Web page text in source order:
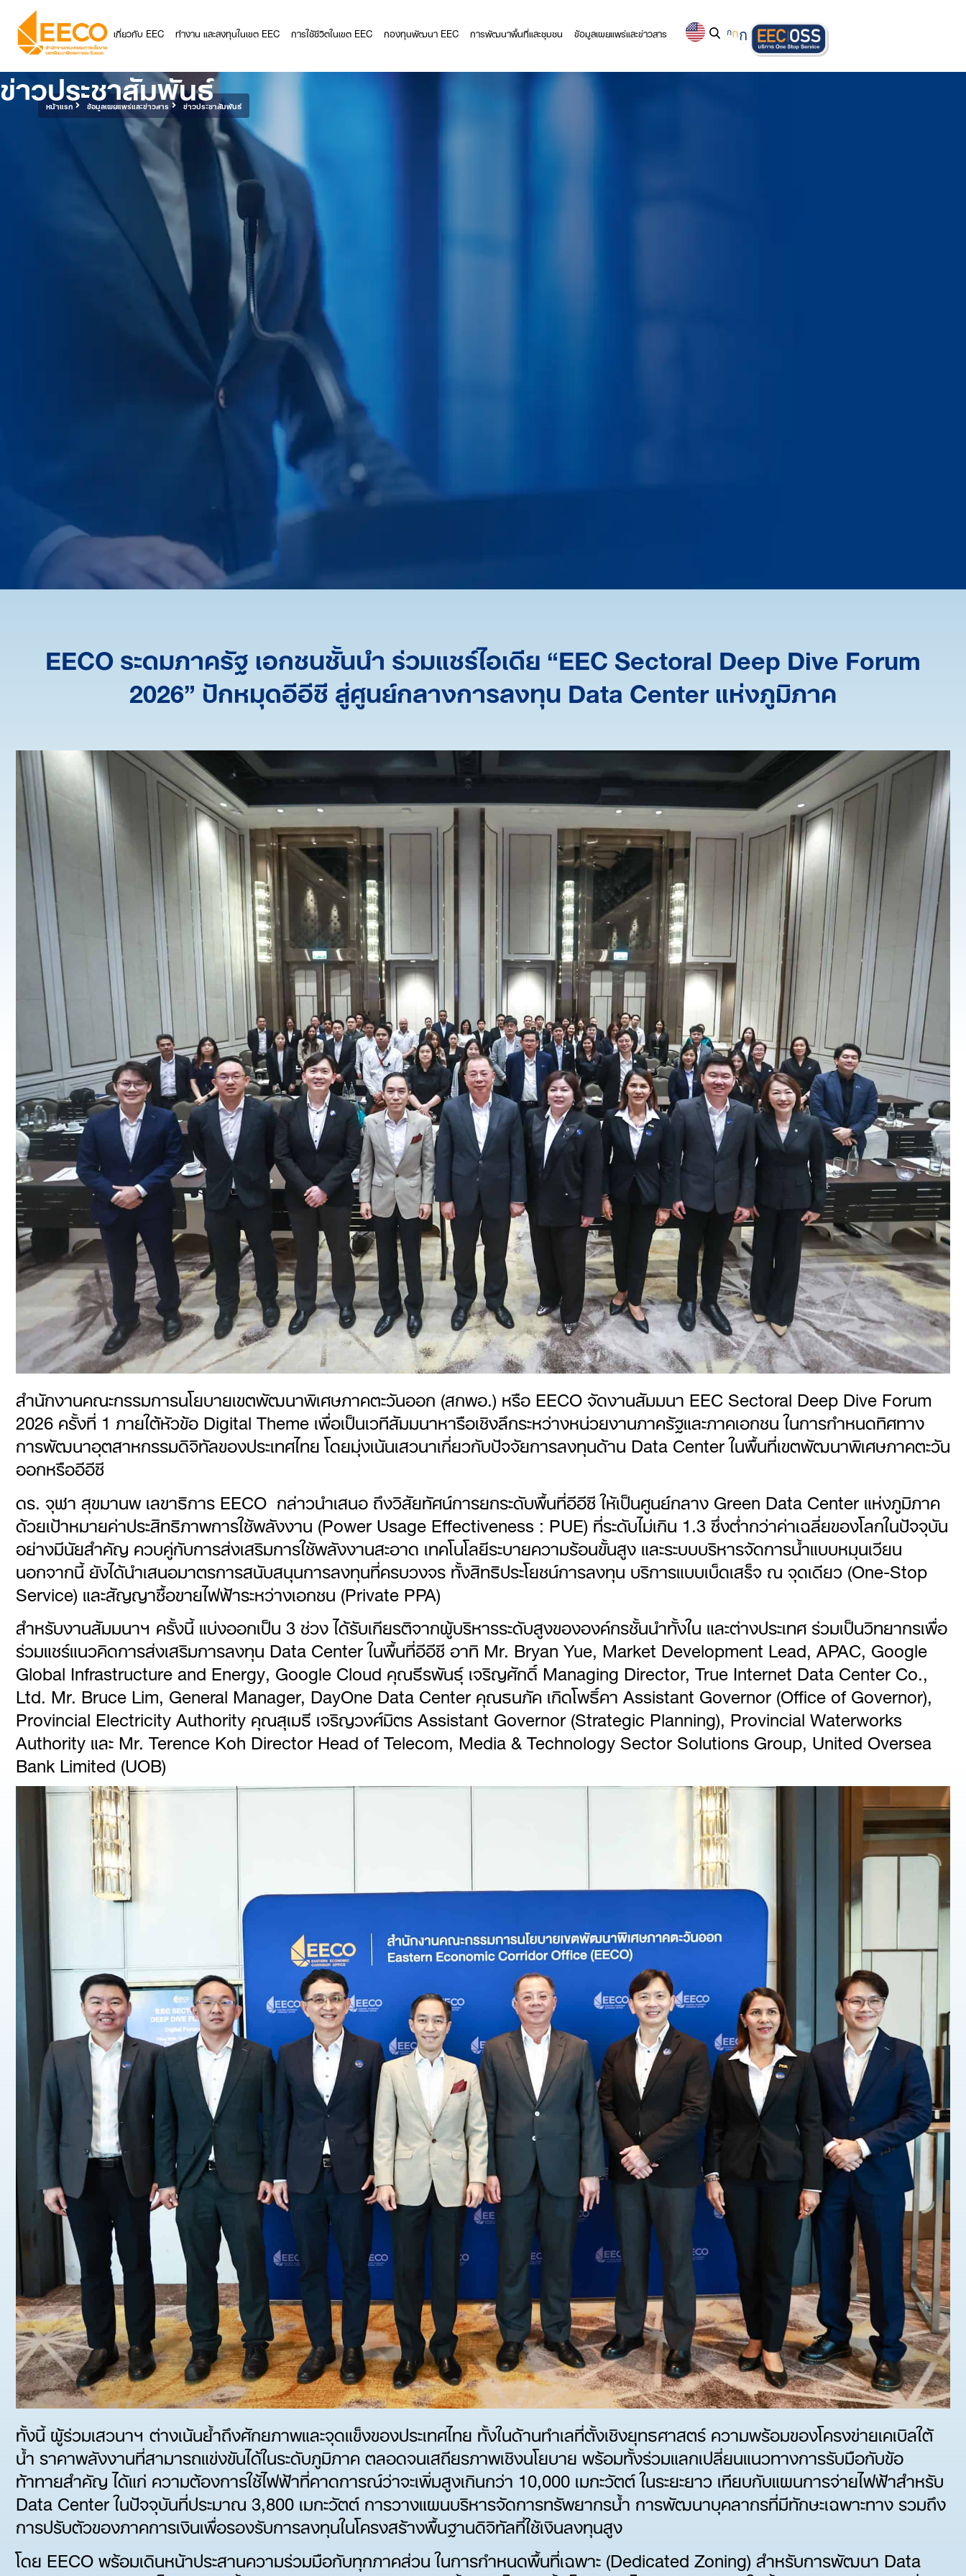
เกี่ยวกับ EEC ทำงาน และลงทุนในเขต EEC การใช้ชีวิตในเขต EEC กองทุนพัฒนา EEC การพัฒนาพื้นที่และชุมชน ข้อมูลเผยแพร่และข่าวสาร กกก
หน้าแรก ข้อมูลเผยแพร่และข่าวสาร ข่าวประชาสัมพันธ์
ข่าวประชาสัมพันธ์
EECO ระดมภาครัฐ เอกชนชั้นนำ ร่วมแชร์ไอเดีย “EEC Sectoral Deep Dive Forum
2026” ปักหมุดอีอีซี สู่ศูนย์กลางการลงทุน Data Center แห่งภูมิภาค
สำนักงานคณะกรรมการนโยบายเขตพัฒนาพิเศษภาคตะวันออก (สกพอ.) หรือ EECO จัดงานสัมมนา EEC Sectoral Deep Dive Forum
2026 ครั้งที่ 1 ภายใต้หัวข้อ Digital Theme เพื่อเป็นเวทีสัมมนาหารือเชิงลึกระหว่างหน่วยงานภาครัฐและภาคเอกชน ในการกำหนดทิศทาง
การพัฒนาอุตสาหกรรมดิจิทัลของประเทศไทย โดยมุ่งเน้นเสวนาเกี่ยวกับปัจจัยการลงทุนด้าน Data Center ในพื้นที่เขตพัฒนาพิเศษภาคตะวัน
ออกหรืออีอีซี
ดร. จุฬา สุขมานพ เลขาธิการ EECO กล่าวนำเสนอ ถึงวิสัยทัศน์การยกระดับพื้นที่อีอีซี ให้เป็นศูนย์กลาง Green Data Center แห่งภูมิภาค
ด้วยเป้าหมายค่าประสิทธิภาพการใช้พลังงาน (Power Usage Effectiveness : PUE) ที่ระดับไม่เกิน 1.3 ซึ่งต่ำกว่าค่าเฉลี่ยของโลกในปัจจุบัน
อย่างมีนัยสำคัญ ควบคู่กับการส่งเสริมการใช้พลังงานสะอาด เทคโนโลยีระบายความร้อนขั้นสูง และระบบบริหารจัดการน้ำแบบหมุนเวียน
นอกจากนี้ ยังได้นำเสนอมาตรการสนับสนุนการลงทุนที่ครบวงจร ทั้งสิทธิประโยชน์การลงทุน บริการแบบเบ็ดเสร็จ ณ จุดเดียว (One-Stop
Service) และสัญญาซื้อขายไฟฟ้าระหว่างเอกชน (Private PPA)
สำหรับงานสัมมนาฯ ครั้งนี้ แบ่งออกเป็น 3 ช่วง ได้รับเกียรติจากผู้บริหารระดับสูงขององค์กรชั้นนำทั้งใน และต่างประเทศ ร่วมเป็นวิทยากรเพื่อ
ร่วมแชร์แนวคิดการส่งเสริมการลงทุน Data Center ในพื้นที่อีอีซี อาทิ Mr. Bryan Yue, Market Development Lead, APAC, Google
Global Infrastructure and Energy, Google Cloud คุณธีรพันธุ์ เจริญศักดิ์ Managing Director, True Internet Data Center Co.,
Ltd. Mr. Bruce Lim, General Manager, DayOne Data Center คุณธนภัค เกิดโพธิ์คา Assistant Governor (Office of Governor),
Provincial Electricity Authority คุณสุเมธี เจริญวงศ์มิตร Assistant Governor (Strategic Planning), Provincial Waterworks
Authority และ Mr. Terence Koh Director Head of Telecom, Media & Technology Sector Solutions Group, United Oversea
Bank Limited (UOB)
ทั้งนี้ ผู้ร่วมเสวนาฯ ต่างเน้นย้ำถึงศักยภาพและจุดแข็งของประเทศไทย ทั้งในด้านทำเลที่ตั้งเชิงยุทธศาสตร์ ความพร้อมของโครงข่ายเคเบิลใต้
น้ำ ราคาพลังงานที่สามารถแข่งขันได้ในระดับภูมิภาค ตลอดจนเสถียรภาพเชิงนโยบาย พร้อมทั้งร่วมแลกเปลี่ยนแนวทางการรับมือกับข้อ
ท้าทายสำคัญ ได้แก่ ความต้องการใช้ไฟฟ้าที่คาดการณ์ว่าจะเพิ่มสูงเกินกว่า 10,000 เมกะวัตต์ ในระยะยาว เทียบกับแผนการจ่ายไฟฟ้าสำหรับ
Data Center ในปัจจุบันที่ประมาณ 3,800 เมกะวัตต์ การวางแผนบริหารจัดการทรัพยากรน้ำ การพัฒนาบุคลากรที่มีทักษะเฉพาะทาง รวมถึง
การปรับตัวของภาคการเงินเพื่อรองรับการลงทุนในโครงสร้างพื้นฐานดิจิทัลที่ใช้เงินลงทุนสูง
โดย EECO พร้อมเดินหน้าประสานความร่วมมือกับทุกภาคส่วน ในการกำหนดพื้นที่เฉพาะ (Dedicated Zoning) สำหรับการพัฒนา Data